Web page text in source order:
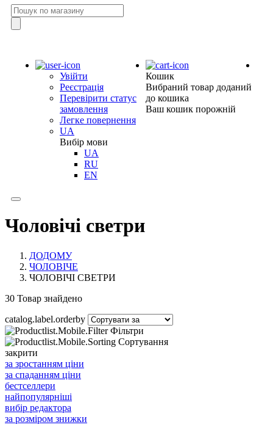
Увійти
Реєстрація
Перевірити статус
замовлення
Легке повернення
UA
Вибір мови
UA
RU
EN
Кошик
Вибраний товар доданий
до кошика
Ваш кошик порожній
Чоловічі светри
ДОДОМУ
ЧОЛОВІЧЕ
ЧОЛОВІЧІ СВЕТРИ
30 Товар знайдено
catalog.label.orderby
Фільтри
Сортування
закрити
за зростанням ціни
за спаданням ціни
бестселлери
найпопулярніші
вибір редактора
за розміром знижки